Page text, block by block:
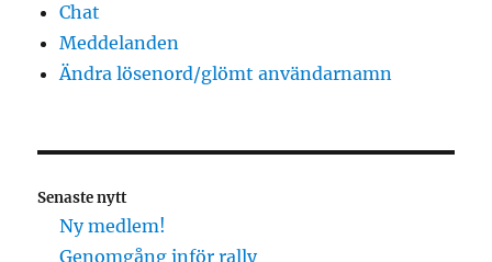
Chat
Meddelanden
Ändra lösenord/glömt användarnamn
Senaste nytt
Ny medlem!
Genomgång inför rally